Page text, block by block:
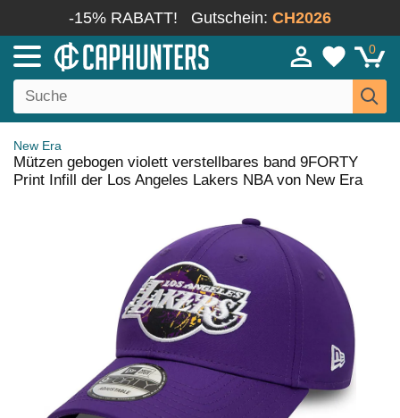
-15% RABATT! Gutschein: CH2026
0
New Era
Mützen gebogen violett verstellbares band 9FORTY
Print Infill der Los Angeles Lakers NBA von New Era